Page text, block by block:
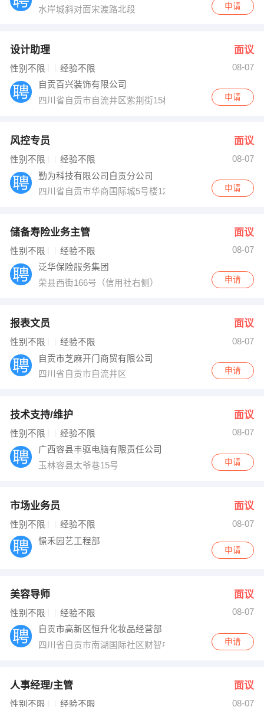
水岸城斜对面宋渡路北段
申请
设计助理 面议
性别不限 经验不限
08-07
自贡百兴装饰有限公司
四川省自贡市自流井区紫荆街15栋二楼有家工长申请
风控专员 面议
性别不限 经验不限
08-07
勤为科技有限公司自贡分公司
四川省自贡市华商国际城5号楼12楼
申请
储备寿险业务主管 面议
性别不限 经验不限
08-07
泛华保险服务集团
荣县西街166号（信用社右侧）
申请
报表文员 面议
性别不限 经验不限
08-07
自贡市芝麻开门商贸有限公司
四川省自贡市自流井区
申请
技术支持/维护 面议
性别不限 经验不限
08-07
广西容县丰驱电脑有限责任公司
玉林容县太爷巷15号
申请
市场业务员 面议
性别不限 经验不限
08-07
憬禾园艺工程部
申请
美容导师 面议
性别不限 经验不限
08-07
自贡市高新区恒升化妆品经营部
四川省自贡市南湖国际社区财智中心
申请
人事经理/主管 面议
性别不限 经验不限 08-07